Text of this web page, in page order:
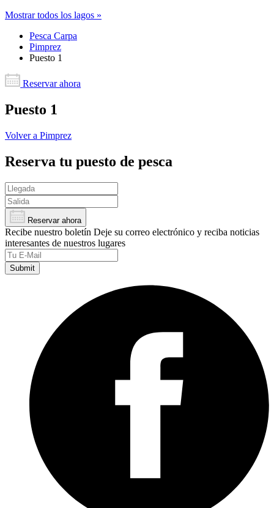
Mostrar todos los lagos »
Pesca Carpa
Pimprez
Puesto 1
Reservar ahora
Puesto 1
Volver a Pimprez
Reserva tu puesto de pesca
Reservar ahora
Recibe nuestro boletín Deje su correo electrónico y reciba noticias
interesantes de nuestros lugares
Submit